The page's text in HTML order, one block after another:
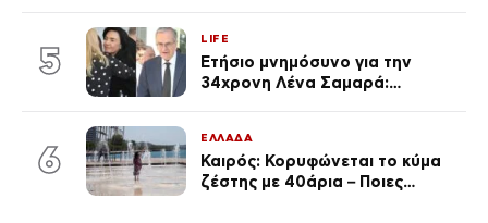
του Θεού»
5
LIFE
Ετήσιο μνημόσυνο για την
34χρονη Λένα Σαμαρά:
6
ΕΛΛΑΔΑ
Καιρός: Κορυφώνεται το κύμα
ζέστης με 40άρια – Ποιες